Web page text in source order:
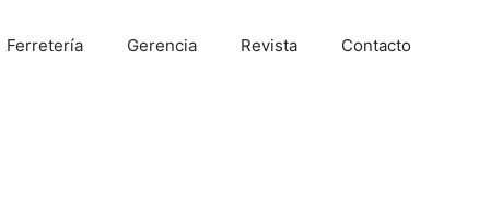
Ferretería Gerencia Revista Contacto